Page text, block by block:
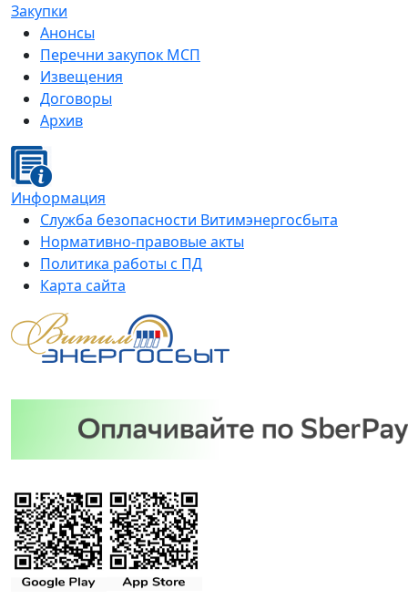
Закупки
Анонсы
Перечни закупок МСП
Извещения
Договоры
Архив
Информация
Служба безопасности Витимэнергосбыта
Нормативно-правовые акты
Политика работы с ПД
Карта сайта